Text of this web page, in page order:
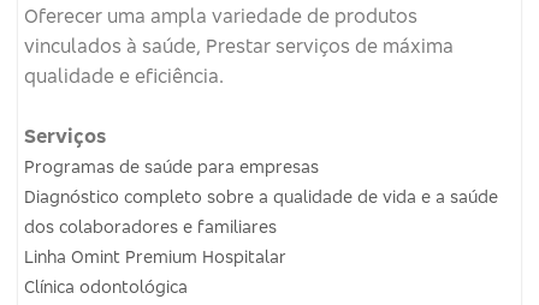
Oferecer uma ampla variedade de produtos
vinculados à saúde, Prestar serviços de máxima
qualidade e eficiência.
Serviços
Programas de saúde para empresas
Diagnóstico completo sobre a qualidade de vida e a saúde
dos colaboradores e familiares
Linha Omint Premium Hospitalar
Clínica odontológica